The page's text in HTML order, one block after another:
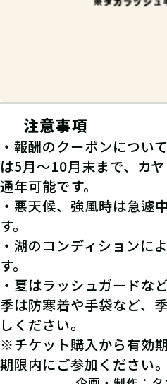
注意事項
・報酬のクーポンについ
は5月～10月末まで、カ
通年可能です。
・悪天候、強風時は急遽
す。
・湖のコンディションに
す。
・夏はラッシュガードな
季は防寒着や手袋など、
しください。
※チケット購入から有効
期限内にご参加ください。